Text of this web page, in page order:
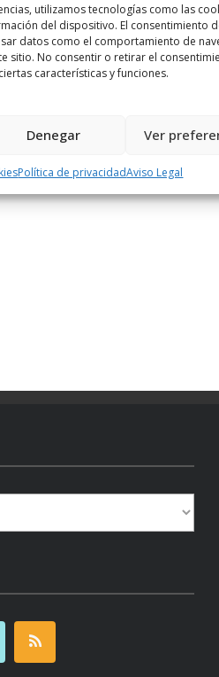
utilizamos tecnologías como las
del dispositivo. El consentimiento
datos como el comportamiento de
sitio. No consentir o retirar el
características y funciones.
Denegar Ver
Política de privacidadAviso Legal